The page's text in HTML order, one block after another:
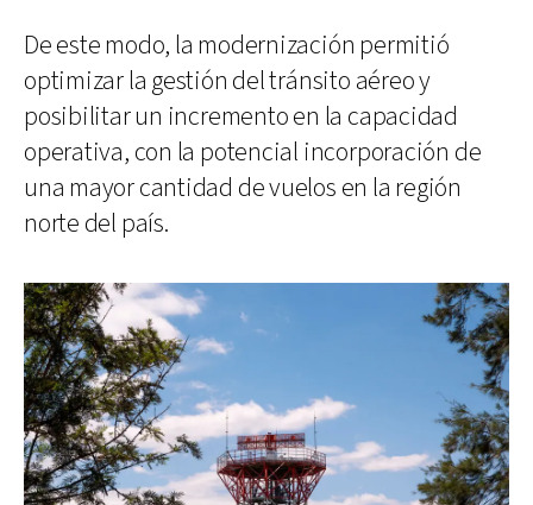
De este modo, la modernización permitió
optimizar la gestión del tránsito aéreo y
posibilitar un incremento en la capacidad
operativa, con la potencial incorporación de
una mayor cantidad de vuelos en la región
norte del país.